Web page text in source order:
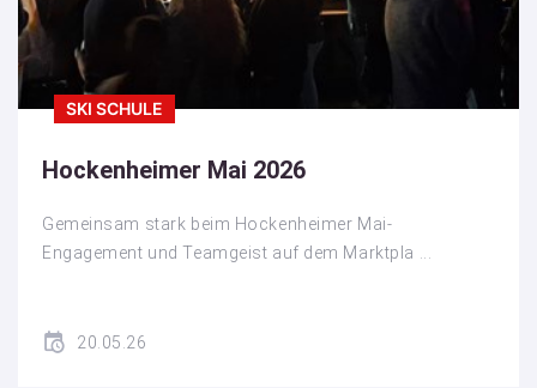
Hockenheimer Mai 2026
Gemeinsam stark beim Hockenheimer Mai-
Engagement und Teamgeist auf dem Marktpla ...
20.05.26
SKI SCHULE